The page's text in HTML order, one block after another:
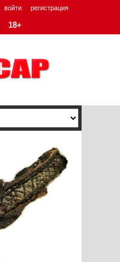
войти регистрация
18+